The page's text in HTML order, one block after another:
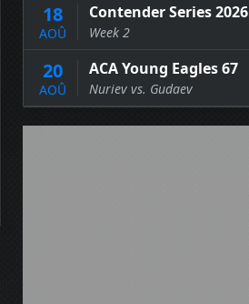
18
AOÛ
Contender Series 2026
Week 2
20
AOÛ
ACA Young Eagles 67
Nuriev vs. Gudaev